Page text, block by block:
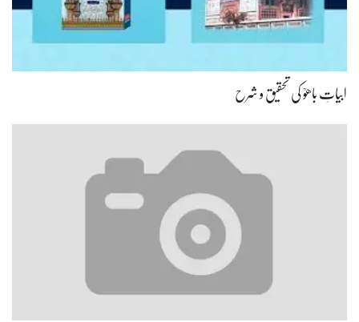
ابیاتِ باھوؒ کی تحقیق و شرح